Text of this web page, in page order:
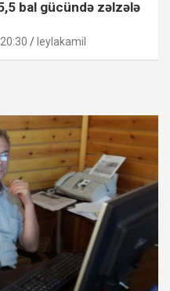
bal gücündə zəlzələ
leylakamil